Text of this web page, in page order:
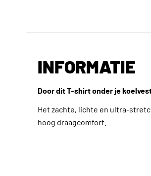
INFORMATIE
Door dit T-shirt onder je
Het zachte, lichte en ultra-
hoog draagcomfort.